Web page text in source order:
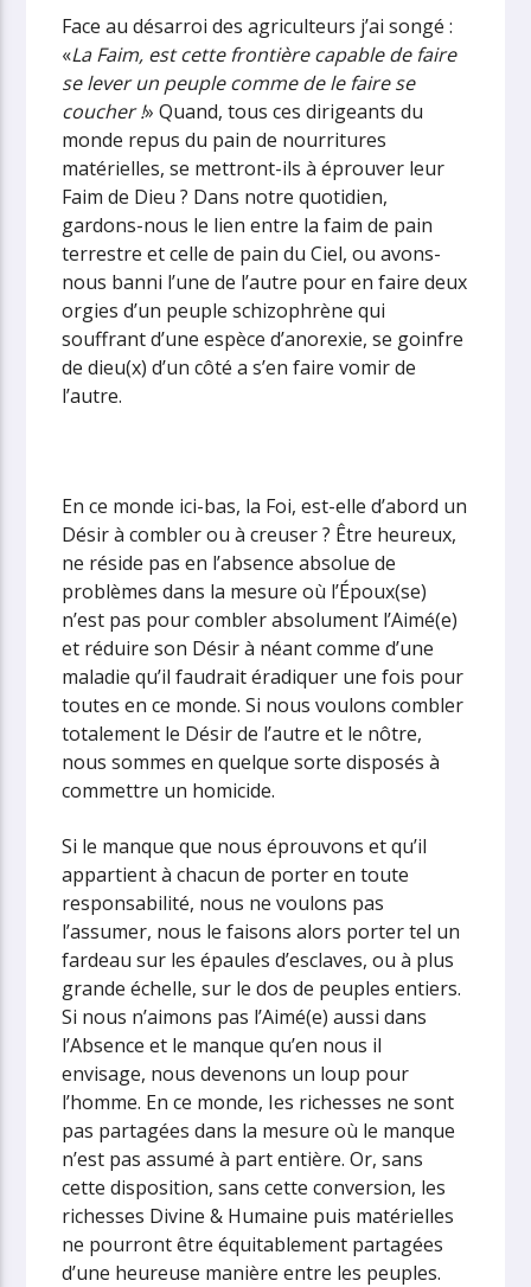
Face au désarroi des agriculteurs j’ai songé :
«La Faim, est cette frontière capable de faire
se lever un peuple comme de le faire se
coucher !» Quand, tous ces dirigeants du
monde repus du pain de nourritures
matérielles, se mettront-ils à éprouver leur
Faim de Dieu ? Dans notre quotidien,
gardons-nous le lien entre la faim de pain
terrestre et celle de pain du Ciel, ou avons-
nous banni l’une de l’autre pour en faire deux
orgies d’un peuple schizophrène qui
souffrant d’une espèce d’anorexie, se goinfre
de dieu(x) d’un côté a s’en faire vomir de
l’autre.
En ce monde ici-bas, la Foi, est-elle d’abord un
Désir à combler ou à creuser ? Être heureux,
ne réside pas en l’absence absolue de
problèmes dans la mesure où l’Époux(se)
n’est pas pour combler absolument l’Aimé(e)
et réduire son Désir à néant comme d’une
maladie qu’il faudrait éradiquer une fois pour
toutes en ce monde. Si nous voulons combler
totalement le Désir de l’autre et le nôtre,
nous sommes en quelque sorte disposés à
commettre un homicide.
Si le manque que nous éprouvons et qu’il
appartient à chacun de porter en toute
responsabilité, nous ne voulons pas
l’assumer, nous le faisons alors porter tel un
fardeau sur les épaules d’esclaves, ou à plus
grande échelle, sur le dos de peuples entiers.
Si nous n’aimons pas l’Aimé(e) aussi dans
l’Absence et le manque qu’en nous il
envisage, nous devenons un loup pour
l’homme. En ce monde, Ies richesses ne sont
pas partagées dans la mesure où le manque
n’est pas assumé à part entière. Or, sans
cette disposition, sans cette conversion, les
richesses Divine & Humaine puis matérielles
ne pourront être équitablement partagées
d’une heureuse manière entre les peuples.